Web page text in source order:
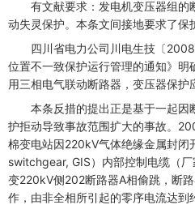
有文献要求：发电机变压器组的
动失灵保护。本条文间接地要求了保
四川省电力公司川电生技〔
位置不一致保护运行管理的通知》
用三相电气联动断路器，变压器保护
本条反措的提出正是基于一起因
护拒动导致事故范围扩大的事故。
棉变电站因220kV气体绝缘金属封
switchgear, GIS）内部控制电缆（
变220kV侧202断路器A相偷跳，断
作，由非全相所引起的零序电流达到